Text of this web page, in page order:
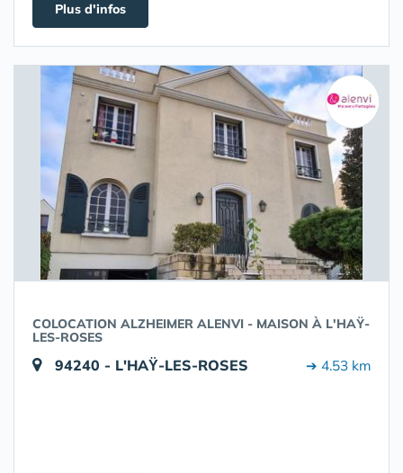
Plus d'infos
COLOCATION ALZHEIMER ALENVI - MAISON À L'HAŸ-
LES-ROSES
94240 - L'HAŸ-LES-ROSES ➔ 4.53 km